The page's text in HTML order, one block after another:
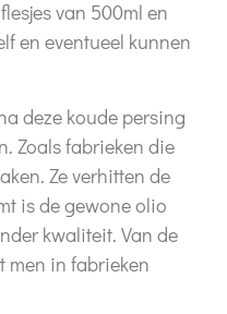
van 500ml en
en eventueel kunnen
deze koude persing
Zoals fabrieken die
Ze verhitten de
is de gewone olio
kwaliteit. Van de
men in fabrieken